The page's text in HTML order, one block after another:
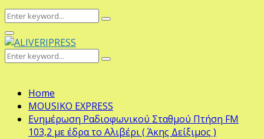
Search
Search
Primary
Menu
Search
Search
Home
MOUSIKO EXPRESS
Ενημέρωση Ραδιοφωνικού Σταθμού Πτήση FM
103,2 με έδρα το Αλιβέρι ( Άκης Δείξιμος )